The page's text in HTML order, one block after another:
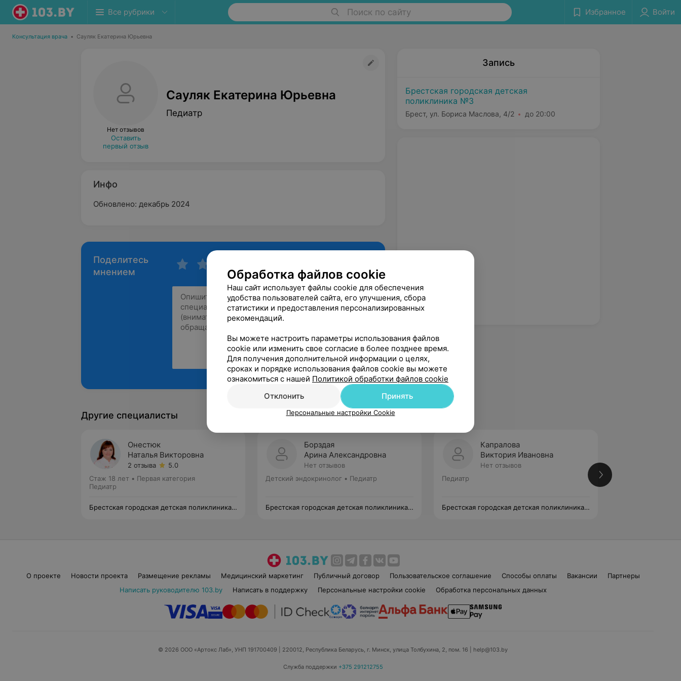
Все рубрики Поиск по сайту Избранное Войти
Консультация врача • Сауляк Екатерина Юрьевна
Нет отзывов
Оставить
первый отзыв
Сауляк Екатерина Юрьевна
Педиатр
Инфо
Обновлено: декабрь 2024
Поделитесь
мнением
Рекомендую
Запись
Брестская городская детская
поликлиника №3
Брест, ул. Бориса Маслова, 4/2 до 20:00
Другие специалисты
Онестюк
Наталья Викторовна
2 отзыва
5.0
Стаж 18 лет • Первая категория
Педиатр
Брестская городская детская поликлиника
Борздая
Арина Александровна
Нет отзывов
Детский эндокринолог • Педиатр
Брестская городская детская поликлиника
Капралова
Виктория Ивановна
Нет отзывов
Педиатр
Брестская городская детская поликлиника
О проекте Новости проекта Размещение рекламы Медицинский маркетинг Публичный договор Пользовательское соглашение Способы оплаты Вакансии
Партнеры
Написать руководителю 103.by
Написать в поддержку Персональные настройки cookie Обработка персональных данных
© 2026 ООО «Артокс Лаб», УНП 191700409 | 220012, Республика Беларусь, г. Минск, улица Толбухина, 2, пом. 16 | help@103.by
Служба поддержки +375 291212755
Обработка файлов cookie
Наш сайт использует файлы cookie для обеспечения
удобства пользователей сайта, его улучшения, сбора
статистики и предоставления персонализированных
рекомендаций.
Вы можете настроить параметры использования файлов
cookie или изменить свое согласие в более позднее время.
Для получения дополнительной информации о целях,
сроках и порядке использования файлов cookie вы можете
ознакомиться с нашей Политикой обработки файлов cookie
Отклонить
Принять
Персональные настройки Cookie